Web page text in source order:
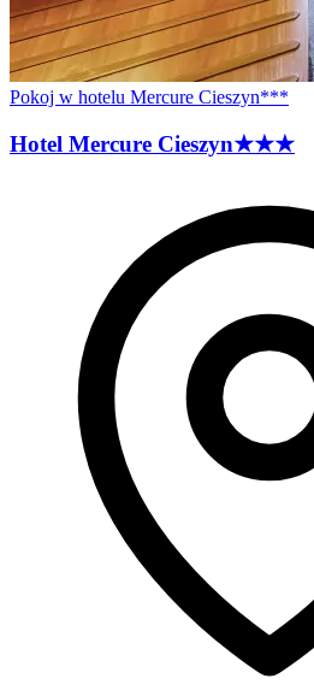
Pokoj w hotelu Mercure Cieszyn***
Hotel Mercure Cieszyn★★★